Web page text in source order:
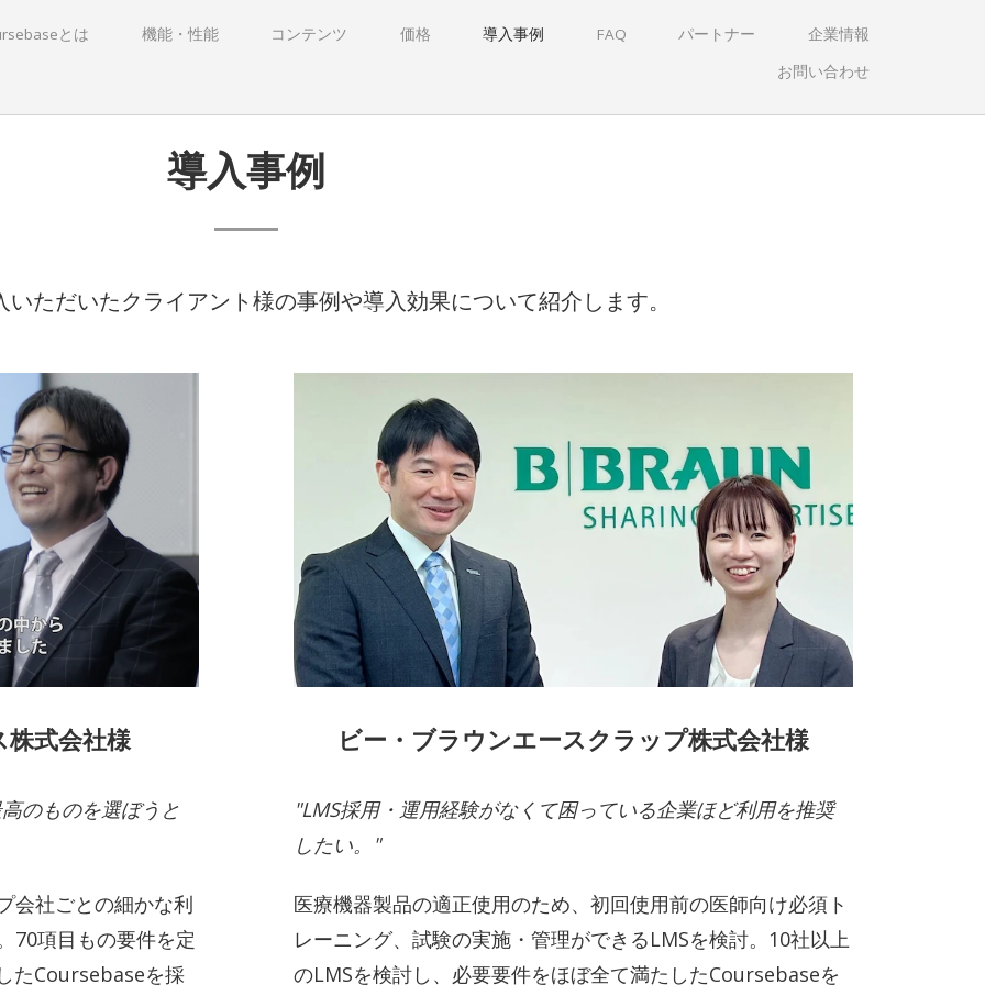
とは 機能・性能 コンテンツ 価格 導入事例 FAQ パートナー
企業情報
お問い合わせ
導入事例
ただいたクライアント様の事例や導入効果について紹介します。
式会社様
のものを選ぼうと
会社ごとの細かな利
70項目もの要件を定
たCoursebaseを採
ビー・ブラウンエースクラップ株式会社様
"LMS採用・運用経験がなくて困っている企業ほど利用を推奨
したい。"
医療機器製品の適正使用のため、初回使用前の医師向け必須ト
レーニング、試験の実施・管理ができるLMSを検討。10社以上
のLMSを検討し、必要要件をほぼ全て満たしたCoursebaseを